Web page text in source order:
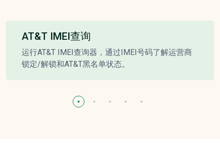
AT&T IMEI查询
运行AT&T IMEI查询器，通过IMEI号码了解运营商
锁定/解锁和AT&T黑名单状态。